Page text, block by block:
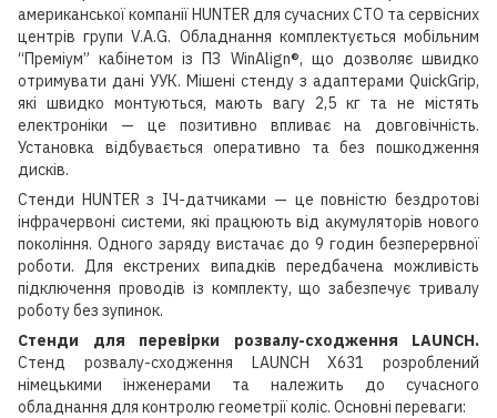
американської компанії HUNTER для сучасних СТО та сервісних
центрів групи V.A.G. Обладнання комплектується мобільним
“Преміум” кабінетом із ПЗ WinAlign®, що дозволяє швидко
отримувати дані УУК. Мішені стенду з адаптерами QuickGrip,
які швидко монтуються, мають вагу 2,5 кг та не містять
електроніки — це позитивно впливає на довговічність.
Установка відбувається оперативно та без пошкодження
дисків.
Стенди HUNTER з ІЧ-датчиками — це повністю бездротові
інфрачервоні системи, які працюють від акумуляторів нового
покоління. Одного заряду вистачає до 9 годин безперервної
роботи. Для екстрених випадків передбачена можливість
підключення проводів із комплекту, що забезпечує тривалу
роботу без зупинок.
Стенди для перевірки розвалу-сходження LAUNCH.
Стенд розвалу-сходження LAUNCH X631 розроблений
німецькими інженерами та належить до сучасного
обладнання для контролю геометрії коліс. Основні переваги: